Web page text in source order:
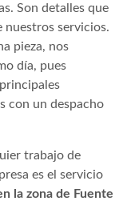
Son detalles que
nuestros servicios.
pieza, nos
día, pues
con un despacho
trabajo de
es el servicio
la zona de Fuente